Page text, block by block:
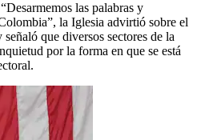
las palabras y
la Iglesia advirtió sobre el
que diversos sectores de la
por la forma en que se está